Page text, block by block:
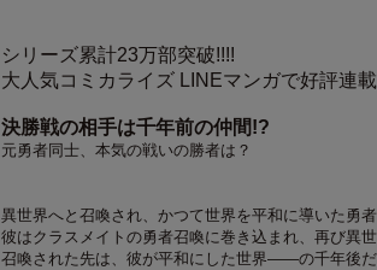
シリーズ累計23万部突破!!!!
大人気コミカライズ LINEマンガで好評連載
決勝戦の相手は千年前の仲間!?
元勇者同士、本気の戦いの勝者は？
異世界へと召喚され、かつて世界を平和に導いた勇者
彼はクラスメイトの勇者召喚に巻き込まれ、再び異世
召喚された先は、彼が平和にした世界――の千年後だ